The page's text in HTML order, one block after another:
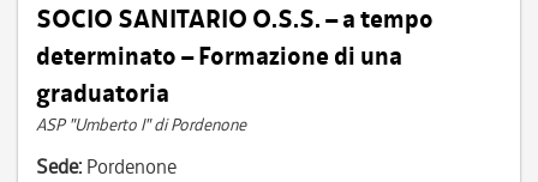
SOCIO SANITARIO O.S.S. – a tempo
determinato – Formazione di una
graduatoria
ASP "Umberto I" di Pordenone
Sede: Pordenone